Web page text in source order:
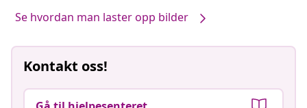
Se hvordan man laster opp bilder
Kontakt oss!